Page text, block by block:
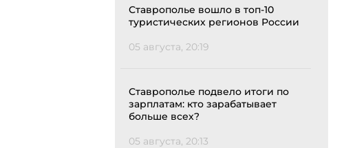
Ставрополье вошло в топ-10
туристических регионов России
05 августа, 20:19
Ставрополье подвело итоги по
зарплатам: кто зарабатывает
больше всех?
05 августа, 20:13